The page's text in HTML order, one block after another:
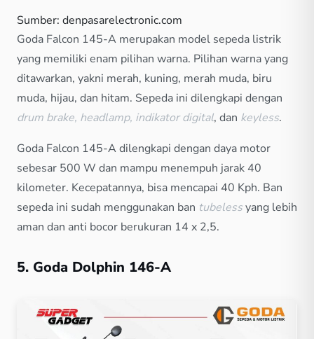
Sumber: denpasarelectronic.com
Goda Falcon 145-A merupakan model sepeda listrik
yang memiliki enam pilihan warna. Pilihan warna yang
ditawarkan, yakni merah, kuning, merah muda, biru
muda, hijau, dan hitam. Sepeda ini dilengkapi dengan
drum brake, headlamp, indikator digital, dan keyless.
Goda Falcon 145-A dilengkapi dengan daya motor
sebesar 500 W dan mampu menempuh jarak 40
kilometer. Kecepatannya, bisa mencapai 40 Kph. Ban
sepeda ini sudah menggunakan ban tubelessyang lebih
aman dan anti bocor berukuran 14 x 2,5.
5. Goda Dolphin 146-A